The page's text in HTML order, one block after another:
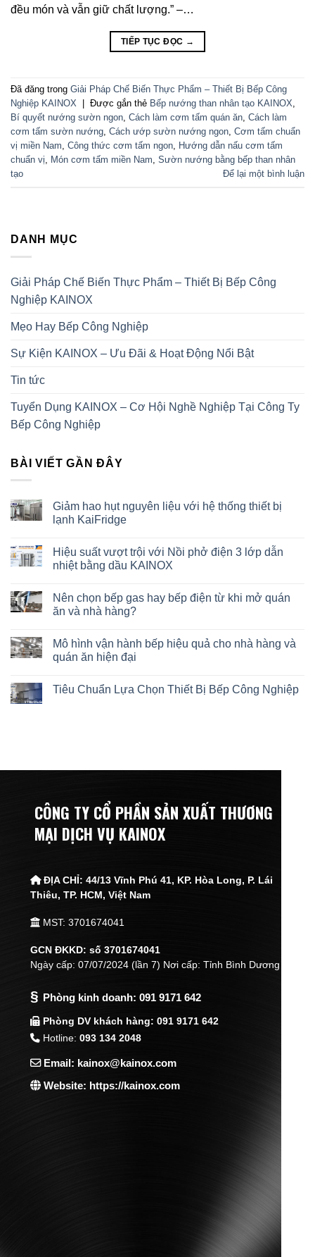
đều món và vẫn giữ chất lượng.” –…
TIẾP TỤC ĐỌC →
Đã đăng trong Giải Pháp Chế Biến Thực Phẩm – Thiết Bị Bếp Công
Nghiệp KAINOX
Được gắn thẻ Bếp nướng than nhân tạo KAINOX,
Bí quyết nướng sườn ngon, Cách làm cơm tấm quán ăn, Cách làm
cơm tấm sườn nướng, Cách ướp sườn nướng ngon, Cơm tấm chuẩn
vị miền Nam, Công thức cơm tấm ngon, Hướng dẫn nấu cơm tấm
chuẩn vị, Món cơm tấm miền Nam, Sườn nướng bằng bếp than nhân
tạo
Để lại một bình luận
DANH MỤC
Giải Pháp Chế Biến Thực Phẩm – Thiết Bị Bếp Công
Nghiệp KAINOX
Mẹo Hay Bếp Công Nghiệp
Sự Kiện KAINOX – Ưu Đãi & Hoạt Động Nổi Bật
Tin tức
Tuyển Dụng KAINOX – Cơ Hội Nghề Nghiệp Tại Công Ty
Bếp Công Nghiệp
BÀI VIẾT GẦN ĐÂY
Giảm hao hụt nguyên liệu với hệ thống thiết bị
lạnh KaiFridge
Hiệu suất vượt trội với Nồi phở điện 3 lớp dẫn
nhiệt bằng dầu KAINOX
Nên chọn bếp gas hay bếp điện từ khi mở quán
ăn và nhà hàng?
Mô hình vận hành bếp hiệu quả cho nhà hàng và
quán ăn hiện đại
Tiêu Chuẩn Lựa Chọn Thiết Bị Bếp Công Nghiệp
CÔNG TY CỔ PHẦN SẢN XUẤT THƯƠNG
MẠI DỊCH VỤ KAINOX
ĐỊA CHỈ:44/13 Vĩnh Phú 41, KP. Hòa Long, P. Lái
Thiêu,TP. HCM, Việt Nam
MST: 3701674041
GCN ĐKKD: số 3701674041
Ngày cấp: 07/07/2024 (lần 7) Nơi cấp: Tỉnh Bình Dương
§ Phòng kinh doanh: 091 9171 642
Phòng DV khách hàng: 091 9171 642
Hotline:093 134 2048
Email: kainox@kainox.com
Website: https://kainox.com